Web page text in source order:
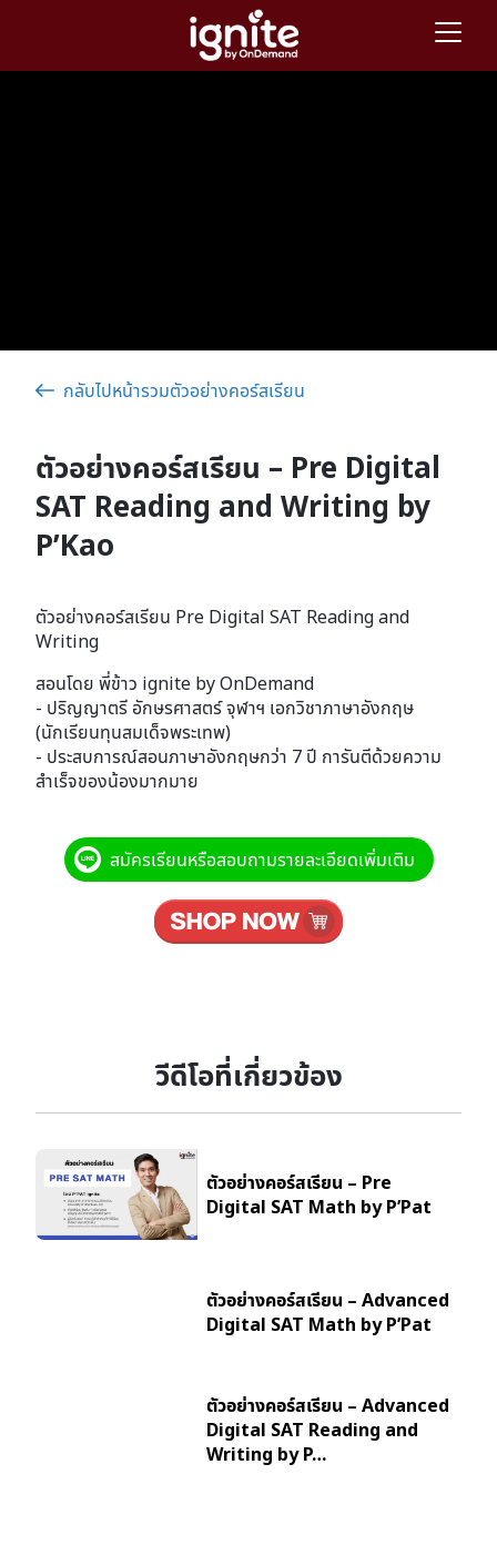
กลับไปหน้ารวมตัวอย่างคอร์สเรียน
ตัวอย่างคอร์สเรียน – Pre Digital
SAT Reading and Writing by
P’Kao
ตัวอย่างคอร์สเรียน Pre Digital SAT Reading and
Writing
สอนโดย พี่ข้าว ignite by OnDemand
- ปริญญาตรี อักษรศาสตร์ จุฬาฯ เอกวิชาภาษาอังกฤษ
(นักเรียนทุนสมเด็จพระเทพ)
- ประสบการณ์สอนภาษาอังกฤษกว่า 7 ปี การันตีด้วยความ
สำเร็จของน้องมากมาย
สมัครเรียนหรือสอบถามรายละเอียดเพิ่มเติม
วีดีโอที่เกี่ยวข้อง
ตัวอย่างคอร์สเรียน – Pre
Digital SAT Math by P’Pat
ตัวอย่างคอร์สเรียน – Advanced
Digital SAT Math by P’Pat
ตัวอย่างคอร์สเรียน – Advanced
Digital SAT Reading and
Writing by P…